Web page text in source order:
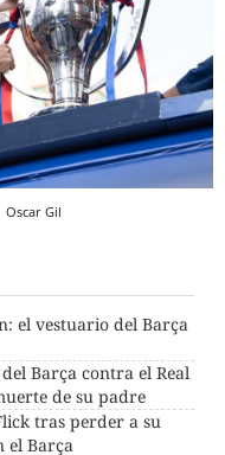
Oscar Gil
el vestuario del Barça
Barça contra el Real
de su padre
tras perder a su
el Barça